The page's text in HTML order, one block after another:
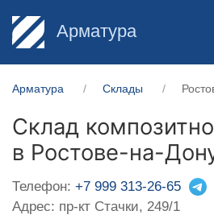
Арматура
Арматура Склады
Склад
в Ростове-на-
Телефон: +7 999 313-26-65
Адрес: пр-кт Стачки, 249/1